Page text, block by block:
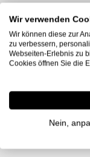
Wir verwenden
Wir können diese zur
zu verbessern,
Webseiten-Erlebnis zu
Cookies öffnen Sie die
Nein,